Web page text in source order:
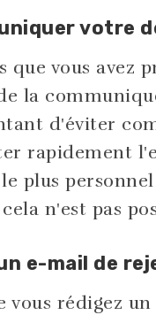
votre
que vous avez
la
d'éviter
rapidement
plus
n'est pas
e-mail de
vous rédigez